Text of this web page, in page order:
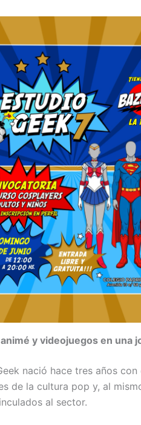
y videojuegos en una
nació hace tres años
de la cultura pop y, al
al sector.